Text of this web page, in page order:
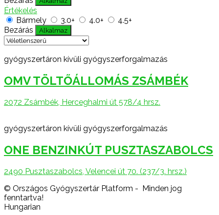
Értékelés
Bármely
3.0+ 4.0+
4.5+
Bezárás
Alkalmaz
gyógyszertáron kívüli gyógyszerforgalmazás
OMV TÖLTŐÁLLOMÁS ZSÁMBÉK
2072 Zsámbék, Herceghalmi út 578/4 hrsz.
gyógyszertáron kívüli gyógyszerforgalmazás
ONE BENZINKÚT PUSZTASZABOLCS
2490 Pusztaszabolcs, Velencei út 70. (237/3. hrsz.)
© Országos Gyógyszertár Platform - Minden jog
fenntartva!
Hungarian